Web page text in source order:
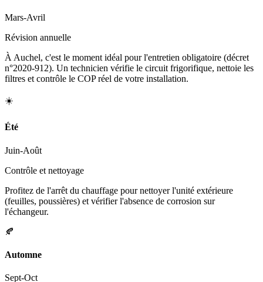
Mars-Avril
Révision annuelle
À Auchel, c'est le moment idéal pour l'entretien obligatoire (décret
n°2020-912). Un technicien vérifie le circuit frigorifique, nettoie les
filtres et contrôle le COP réel de votre installation.
☀️
Été
Juin-Août
Contrôle et nettoyage
Profitez de l'arrêt du chauffage pour nettoyer l'unité extérieure
(feuilles, poussières) et vérifier l'absence de corrosion sur
l'échangeur.
🍂
Automne
Sept-Oct